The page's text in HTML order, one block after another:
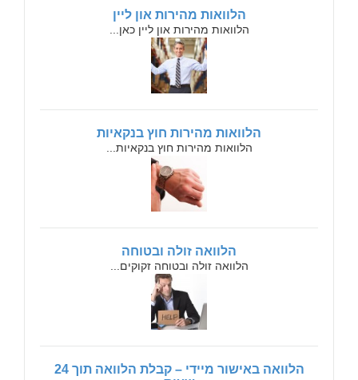
הלוואות מהירות און ליין
הלוואות מהירות און ליין כאן...
הלוואות מהירות חוץ בנקאיות
הלוואות מהירות חוץ בנקאיות...
הלוואה זולה ובטוחה
הלוואה זולה ובטוחה זקוקים...
הלוואה באישור מיידי – קבלת הלוואה תוך 24